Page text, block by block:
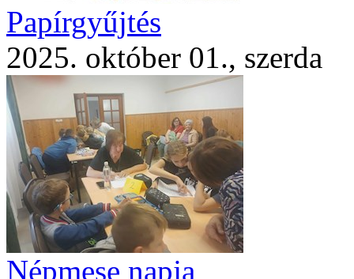
Papírgyűjtés
2025. október 01., szerda
Népmese napja